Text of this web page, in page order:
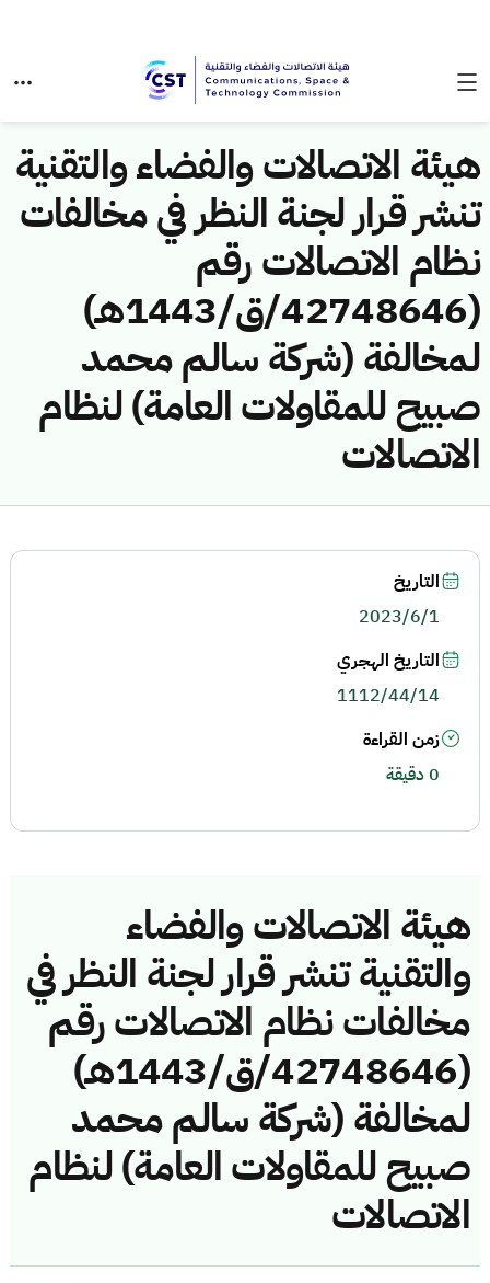
هيئة الاتصالات والفضاء والتقنية
تنشر قرار لجنة النظر في مخالفات
نظام الاتصالات رقم
(42748646/ق/1443هـ)
لمخالفة (شركة سالم محمد
صبيح للمقاولات العامة) لنظام
الاتصالات
هيئة الاتصالات والفضاء
والتقنية تنشر قرار لجنة النظر في
مخالفات نظام الاتصالات رقم
(42748646/ق/1443هـ)
لمخالفة (شركة سالم محمد
صبيح للمقاولات العامة) لنظام
الاتصالات
التاريخ
2023/6/1
التاريخ الهجري
1112/44/14
زمن القراءة
0 دقيقة